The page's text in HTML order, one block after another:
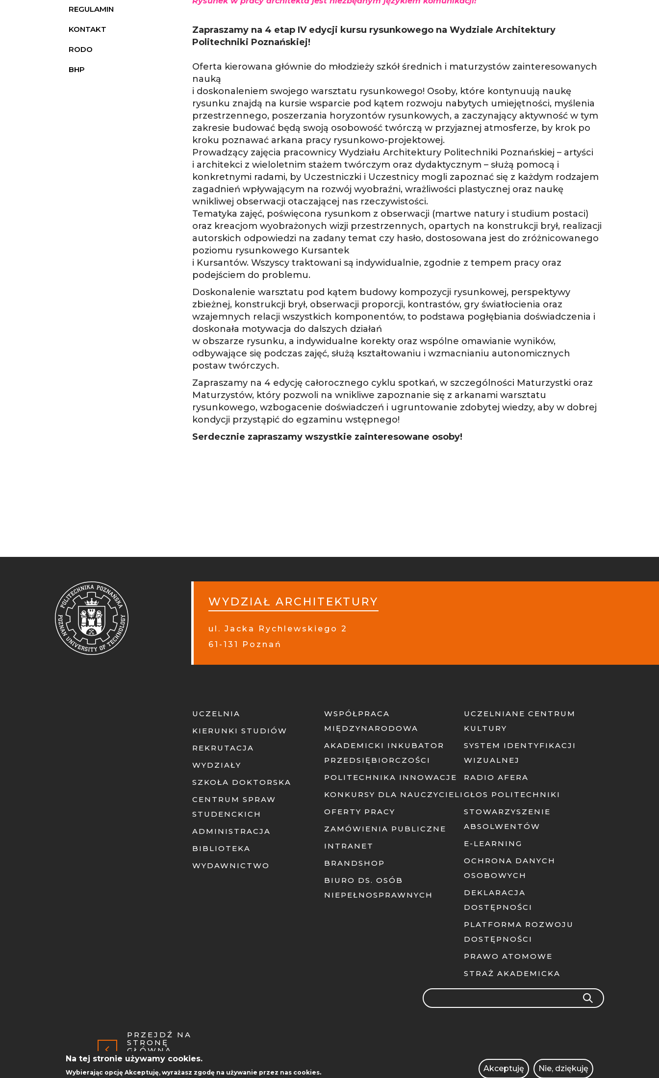
REGULAMIN
KONTAKT
RODO
BHP
Zapraszamy na 4 etap IV edycji kursu rysunkowego na Wydziale Architektury
Politechniki Poznańskiej!
Oferta kierowana głównie do młodzieży szkół średnich i maturzystów zainteresowanych
nauką
i doskonaleniem swojego warsztatu rysunkowego! Osoby, które kontynuują naukę
rysunku znajdą na kursie wsparcie pod kątem rozwoju nabytych umiejętności, myślenia
przestrzennego, poszerzania horyzontów rysunkowych, a zaczynający aktywność w tym
zakresie budować będą swoją osobowość twórczą w przyjaznej atmosferze, by krok po
kroku poznawać arkana pracy rysunkowo-projektowej.
Prowadzący zajęcia pracownicy Wydziału Architektury Politechniki Poznańskiej – artyści
i architekci z wieloletnim stażem twórczym oraz dydaktycznym – służą pomocą i
konkretnymi radami, by Uczestniczki i Uczestnicy mogli zapoznać się z każdym rodzajem
zagadnień wpływającym na rozwój wyobraźni, wrażliwości plastycznej oraz naukę
wnikliwej obserwacji otaczającej nas rzeczywistości.
Tematyka zajęć, poświęcona rysunkom z obserwacji (martwe natury i studium postaci)
oraz kreacjom wyobrażonych wizji przestrzennych, opartych na konstrukcji brył, realizacji
autorskich odpowiedzi na zadany temat czy hasło, dostosowana jest do zróżnicowanego
poziomu rysunkowego Kursantek
i Kursantów. Wszyscy traktowani są indywidualnie, zgodnie z tempem pracy oraz
podejściem do problemu.
Doskonalenie warsztatu pod kątem budowy kompozycji rysunkowej, perspektywy
zbieżnej, konstrukcji brył, obserwacji proporcji, kontrastów, gry światłocienia oraz
wzajemnych relacji wszystkich komponentów, to podstawa pogłębiania doświadczenia i
doskonała motywacja do dalszych działań
w obszarze rysunku, a indywidualne korekty oraz wspólne omawianie wyników,
odbywające się podczas zajęć, służą kształtowaniu i wzmacnianiu autonomicznych
postaw twórczych.
Zapraszamy na 4 edycję całorocznego cyklu spotkań, w szczególności Maturzystki oraz
Maturzystów, który pozwoli na wnikliwe zapoznanie się z arkanami warsztatu
rysunkowego, wzbogacenie doświadczeń i ugruntowanie zdobytej wiedzy, aby w dobrej
kondycji przystąpić do egzaminu wstępnego!
Serdecznie zapraszamy wszystkie zainteresowane osoby!
WYDZIAŁ ARCHITEKTURY
ul. Jacka Rychlewskiego 2
61-131 Poznań
UCZELNIA
KIERUNKI STUDIÓW
REKRUTACJA
WYDZIAŁY
SZKOŁA DOKTORSKA
CENTRUM SPRAW
STUDENCKICH
ADMINISTRACJA
BIBLIOTEKA
WYDAWNICTWO
WSPÓŁPRACA
MIĘDZYNARODOWA
AKADEMICKI INKUBATOR
PRZEDSIĘBIORCZOŚCI
POLITECHNIKA INNOWACJE
KONKURSY DLA NAUCZYCIELI
OFERTY PRACY
ZAMÓWIENIA PUBLICZNE
INTRANET
BRANDSHOP
BIURO DS. OSÓB
NIEPEŁNOSPRAWNYCH
UCZELNIANE CENTRUM
KULTURY
SYSTEM IDENTYFIKACJI
WIZUALNEJ
RADIO AFERA
GŁOS POLITECHNIKI
STOWARZYSZENIE
ABSOLWENTÓW
E-LEARNING
OCHRONA DANYCH
OSOBOWYCH
DEKLARACJA
DOSTĘPNOŚCI
PLATFORMA ROZWOJU
DOSTĘPNOŚCI
PRAWO ATOMOWE
STRAŻ AKADEMICKA
PRZEJDŹ NA
STRONĘ
GŁÓWNĄ
POLITECHNIKI
POZNAŃSKIEJ
Search
SEARCH
Na tej stronie używamy cookies.
Wybierając opcjęAkceptuję, wyrażasz zgodę na używanie przez nas cookies. Akceptuję Nie, dziękuję